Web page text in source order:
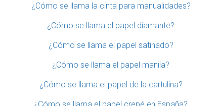
¿Cómo se llama la cinta para manualidades?
¿Cómo se llama el papel diamante?
¿Cómo se llama el papel satinado?
¿Cómo se llama el papel manila?
¿Cómo se llama el papel de la cartulina?
¿Cómo se llama el papel crepé en España?